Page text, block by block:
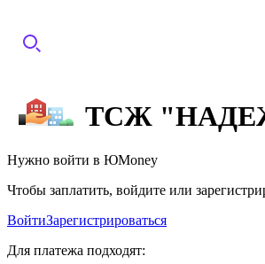
ТСЖ
Нужно войти в ЮMoney
Чтобы заплатить, войдите или
ВойтиЗарегистрироваться
Для платежа подходят: